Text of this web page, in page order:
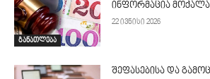
განათლება
ინფორმაცია
22 ივნისი 2026
შეფასებისა და